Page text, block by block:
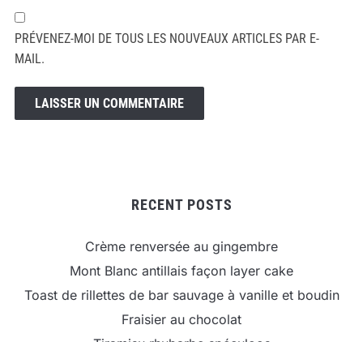
PRÉVENEZ-MOI DE TOUS LES NOUVEAUX ARTICLES PAR E-
MAIL.
RECENT POSTS
Crème renversée au gingembre
Mont Blanc antillais façon layer cake
Toast de rillettes de bar sauvage à vanille et boudin
Fraisier au chocolat